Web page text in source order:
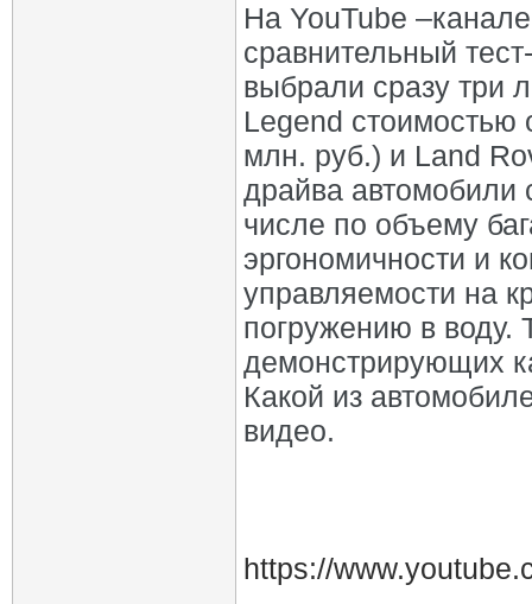
На YouTube
сравнительный
выбрали сразу три
Legend стоимостью
млн. руб.) и Land
драйва автомобили
числе по объему
эргономичности и
управляемости на
погружению в воду.
демонстрирующих
Какой из
видео.
https://